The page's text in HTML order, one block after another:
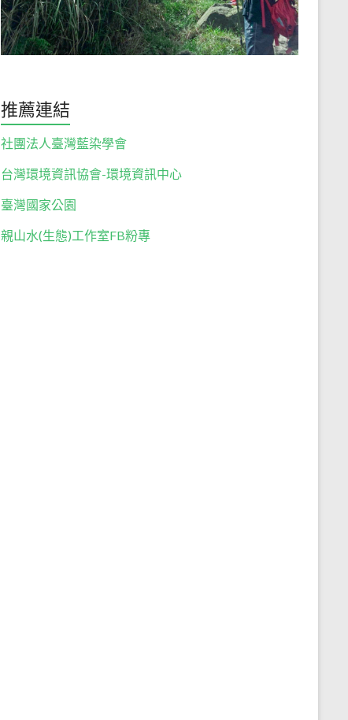
推薦連結
社團法人臺灣藍染學會
台灣環境資訊協會-環境資訊中心
臺灣國家公園
親山水(生態)工作室FB粉專